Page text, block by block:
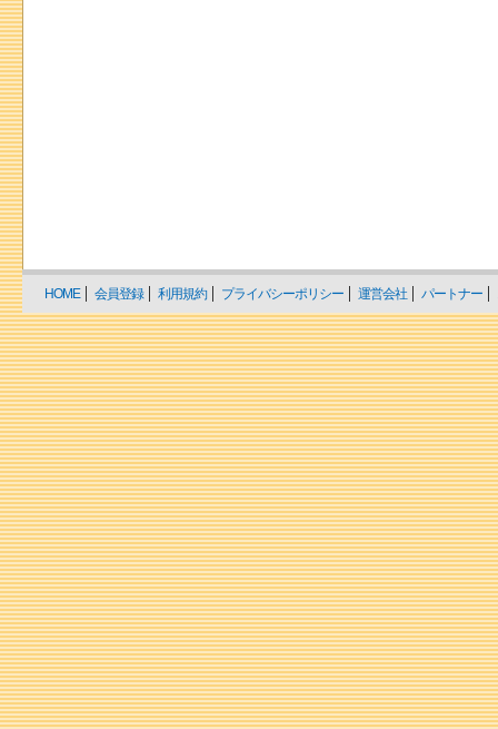
HOME 会員登録 利用規約 プライバシーポリシー 運営会社 パートナー